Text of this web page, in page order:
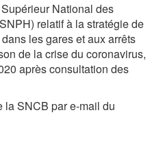
National des
relatif à la stratégie de
les gares et aux arrêts
de la crise du coronavirus,
après consultation des
la SNCB par e-mail du